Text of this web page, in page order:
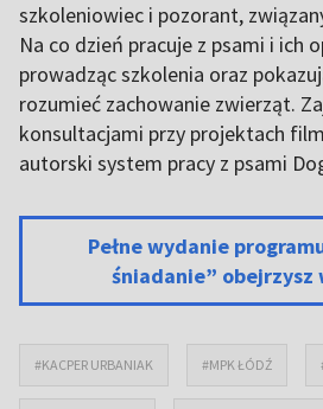
szkoleniowiec i pozorant,
Na co dzień pracuje z psami i ich
prowadząc szkolenia oraz
rozumieć zachowanie zwierząt.
konsultacjami przy projektach
autorski system pracy z psami
Pełne wydanie
śniadanie” obejrzysz
#KACPER URBANIAK #MPK ŁÓDŹ